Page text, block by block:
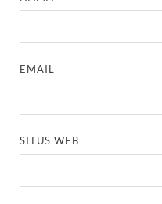
EMAIL
SITUS WEB